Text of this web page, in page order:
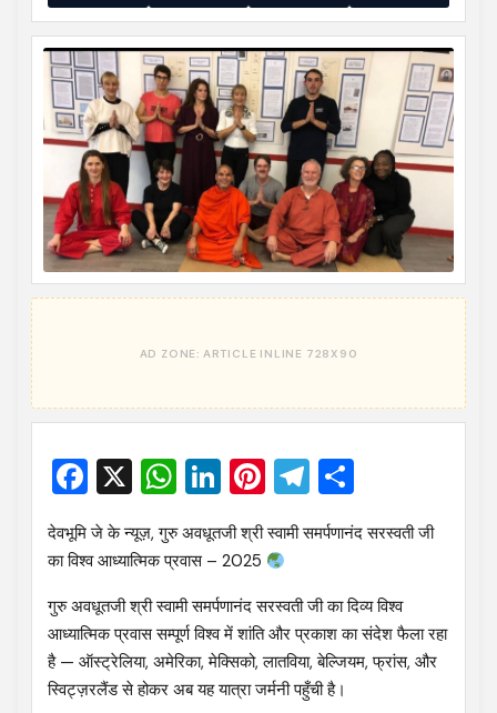
Facebook
X WhatsApp
LinkedIn
Pinterest
Telegram
देवभूमि जे के न्यूज़, गुरु अवधूतजी श्री स्वामी समर्पणानंद सरस्वती जी
का विश्व आध्यात्मिक प्रवास – 2025
गुरु अवधूतजी श्री स्वामी समर्पणानंद सरस्वती जी का दिव्य विश्व
आध्यात्मिक प्रवास सम्पूर्ण विश्व में शांति और प्रकाश का संदेश फैला रहा
है — ऑस्ट्रेलिया, अमेरिका, मेक्सिको, लातविया, बेल्जियम, फ्रांस, और
स्विट्ज़रलैंड से होकर अब यह यात्रा जर्मनी पहुँची है।